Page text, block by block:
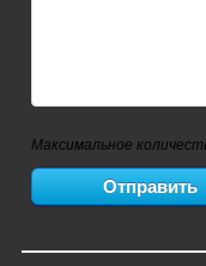
Максимальное